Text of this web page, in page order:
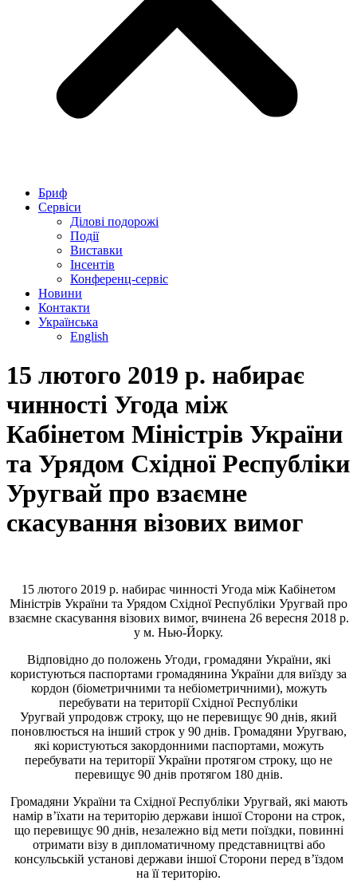
Бриф
Сервіси
Ділові подорожі
Події
Виставки
Інсентів
Конференц-сервіс
Новини
Контакти
Українська
English
15 лютого 2019 р. набирає
чинності Угода між
Кабінетом Міністрів України
та Урядом Східної Республіки
Уругвай про взаємне
скасування візових вимог
15 лютого 2019 р. набирає чинності Угода між Кабінетом
Міністрів України та Урядом Східної Республіки Уругвай про
взаємне скасування візових вимог, вчинена 26 вересня 2018 р.
у м. Нью-Йорку.
Відповідно до положень Угоди, громадяни України, які
користуються паспортами громадянина України для виїзду за
кордон (біометричними та небіометричними), можуть
перебувати на території Східної Республіки
Уругвай упродовж строку, що не перевищує 90 днів, який
поновлюється на інший строк у 90 днів. Громадяни Уругваю,
які користуються закордонними паспортами, можуть
перебувати на території України протягом строку, що не
перевищує 90 днів протягом 180 днів.
Громадяни України та Східної Республіки Уругвай, які мають
намір в’їхати на територію держави іншої Сторони на строк,
що перевищує 90 днів, незалежно від мети поїздки, повинні
отримати візу в дипломатичному представництві або
консульській установі держави іншої Сторони перед в’їздом
на її територію.